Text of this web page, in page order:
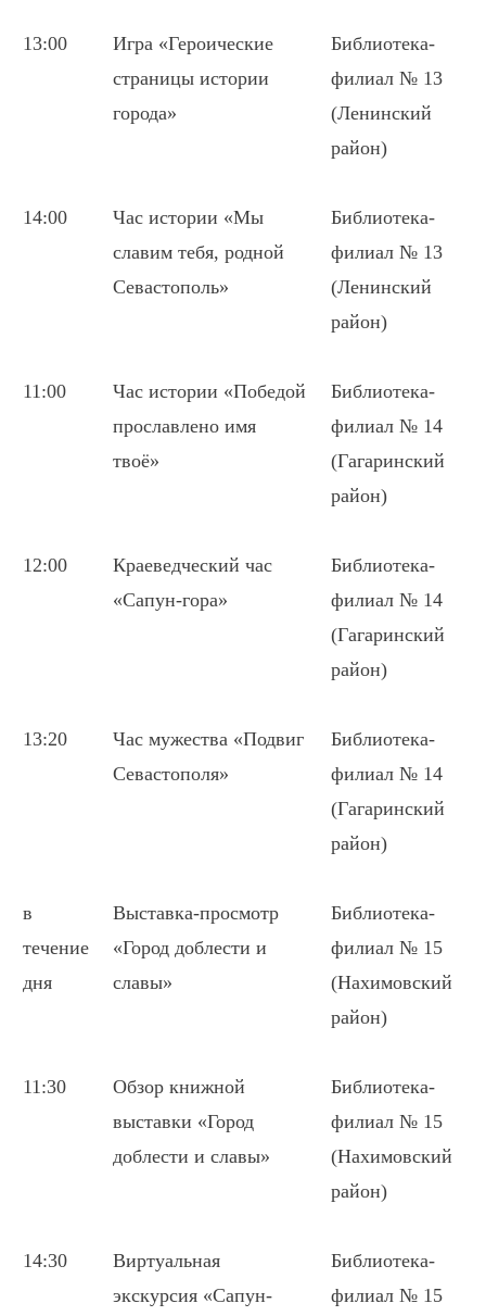
13:00
Игра «Героические
страницы истории
города»
Библиотека-
филиал № 13
(Ленинский
район)
14:00
Час истории «Мы
славим тебя, родной
Севастополь»
Библиотека-
филиал № 13
(Ленинский
район)
11:00
Час истории «Победой
прославлено имя
твоё»
Библиотека-
филиал № 14
(Гагаринский
район)
12:00
Краеведческий час
«Сапун-гора»
Библиотека-
филиал № 14
(Гагаринский
район)
13:20
Час мужества «Подвиг
Севастополя»
Библиотека-
филиал № 14
(Гагаринский
район)
в
течение
дня
Выставка-просмотр
«Город доблести и
славы»
Библиотека-
филиал № 15
(Нахимовский
район)
11:30
Обзор книжной
выставки «Город
доблести и славы»
Библиотека-
филиал № 15
(Нахимовский
район)
14:30
Виртуальная
экскурсия «Сапун-
Библиотека-
филиал № 15